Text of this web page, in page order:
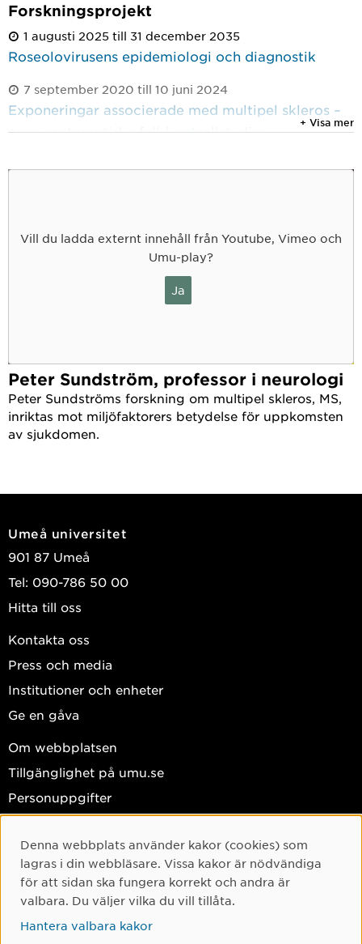
Forskningsprojekt
1 augusti 2025 till 31 december 2035
Roseolovirusens epidemiologi och diagnostik
7 september 2020 till 10 juni 2024
Exponeringar associerade med multipel skleros –
presymptomatiska fall-kontrollstudier
+ Visa mer
Vill du ladda externt innehåll från Youtube, Vimeo och
Umu-play?
Ja
Peter Sundström, professor i neurologi
Peter Sundströms forskning om multipel skleros, MS,
inriktas mot miljöfaktorers betydelse för uppkomsten
av sjukdomen.
Umeå universitet
901 87 Umeå
Tel: 090-786 50 00
Hitta till oss
Kontakta oss
Press och media
Institutioner och enheter
Ge en gåva
Om webbplatsen
Tillgänglighet på umu.se
Personuppgifter
Facebook
Instagram
TikTok
Youtube
Cookie-samtycke
Denna webbplats använder kakor (cookies) som
lagras i din webbläsare. Vissa kakor är nödvändiga
för att sidan ska fungera korrekt och andra är
valbara. Du väljer vilka du vill tillåta.
Hantera valbara kakor